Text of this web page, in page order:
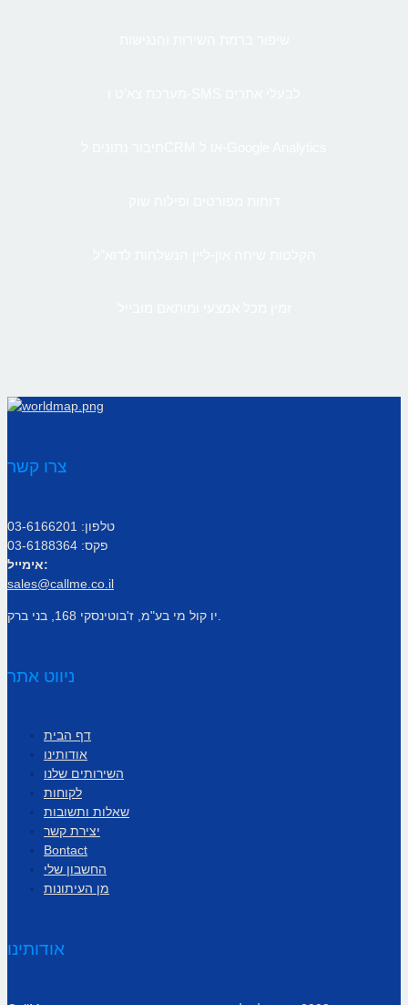
צרו קשר
טלפון: 03-6166201
פקס: 03-6188364
אימייל:
sales@callme.co.il
ניווט אתר
דף הבית
אודותינו
השירותים שלנו
לקוחות
שאלות ותשובות
יצירת קשר
Bontact
החשבון שלי
מן העיתונות
אודותינו